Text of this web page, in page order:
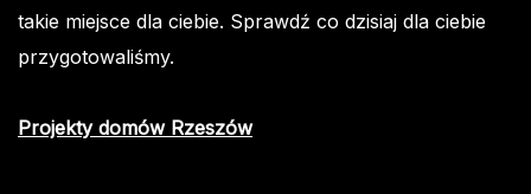
takie miejsce dla ciebie. Sprawdź co dzisiaj dla ciebie
przygotowaliśmy.
Projekty domów Rzeszów